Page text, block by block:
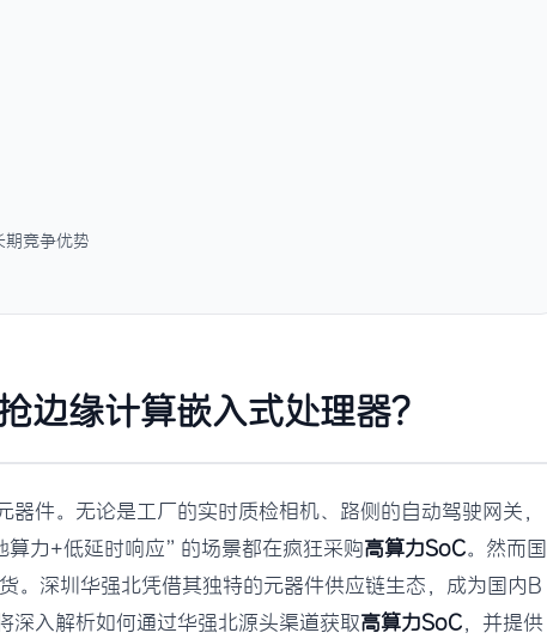
竞争优势
边缘计算嵌入式处理器？
件。无论是工厂的实时质检相机、路侧的自动驾驶网关，
力+低延时响应”的场景都在疯狂采购高算力SoC。然而国
。深圳华强北凭借其独特的元器件供应链生态，成为国内B
深入解析如何通过华强北源头渠道获取高算力SoC，并提供